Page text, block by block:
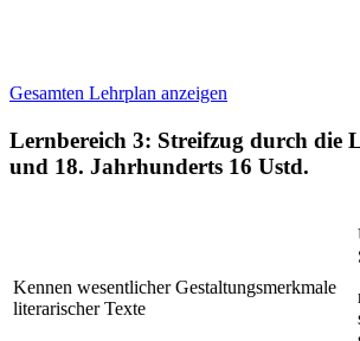
Gesamten Lehrplan anzeigen
Lernbereich 3: Streifzug durch die
und 18. Jahrhunderts 16 Ustd.
Kennen wesentlicher Gestaltungsmerkmale
literarischer Texte